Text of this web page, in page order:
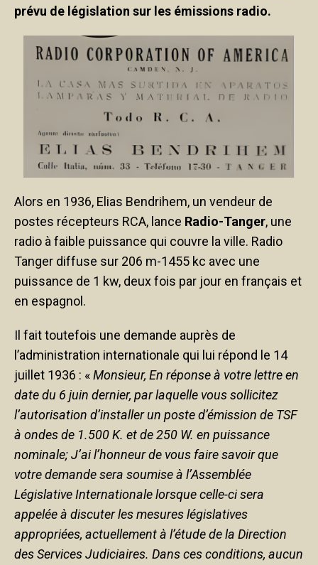
prévu de législation sur les émissions radio.
Alors en 1936, Elias Bendrihem, un vendeur de
postes récepteurs RCA, lance Radio-Tanger, une
radio à faible puissance qui couvre la ville. Radio
Tanger diffuse sur 206 m-1455 kc avec une
puissance de 1 kw, deux fois par jour en français et
en espagnol.
Il fait toutefois une demande auprès de
l’administration internationale qui lui répond le 14
juillet 1936 : «Monsieur, En réponse à votre lettre en
date du 6 juin dernier, par laquelle vous sollicitez
l’autorisation d’installer un poste d’émission de TSF
à ondes de 1.500 K. et de 250 W. en puissance
nominale;J’ai l’honneur de vous faire savoir que
votre demande sera soumise à l’Assemblée
Législative Internationale lorsque celle-ci sera
appelée à discuter les mesures législatives
appropriées, actuellement à l’étude de la Direction
des Services Judiciaires. Dans ces conditions, aucun